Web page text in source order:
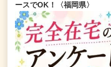
ースでOK！〈福岡県〉